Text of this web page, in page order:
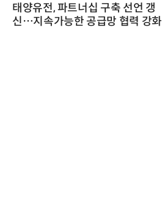
태양유전, 파트너십 구축 선언 갱
신…지속가능한 공급망 협력 강화